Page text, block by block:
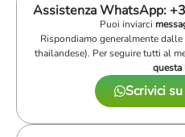
Assistenza WhatsApp:
Puoi inviarci
Rispondiamo generalmente
thailandese). Per seguire tutti al
questa
Scrivici